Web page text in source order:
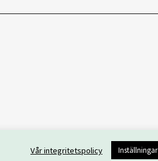
Vår integritetspolicy Inställningar